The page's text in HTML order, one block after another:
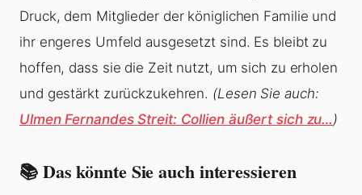
Druck, dem Mitglieder der königlichen Familie und
ihr engeres Umfeld ausgesetzt sind. Es bleibt zu
hoffen, dass sie die Zeit nutzt, um sich zu erholen
und gestärkt zurückzukehren. (Lesen Sie auch:
Ulmen Fernandes Streit: Collien äußert sich zu…)
📚 Das könnte Sie auch interessieren